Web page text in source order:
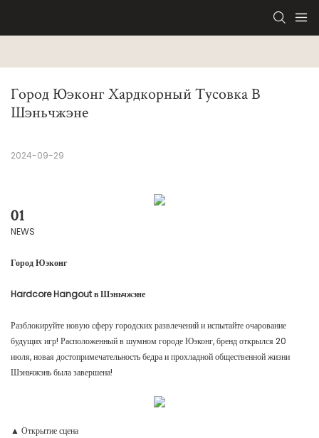
Город Юэконг Хардкорный Тусовка В
Шэньчжэне
2024-09-29
01
NEWS
Город Юэконг
Hardcore Hangout в Шэньчжэне
Разблокируйте новую сферу городских развлечений и испытайте очарование
будущих игр! Расположенный в шумном городе Юэконг, бренд открылся 20
июля, новая достопримечательность бедра и прохладной общественной жизни
Шэньчжэнь была завершена!
▲ Открытие сцена